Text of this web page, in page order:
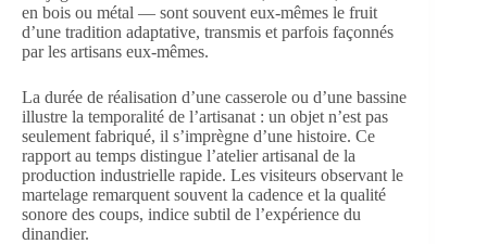
en bois ou métal — sont souvent eux-mêmes le fruit
d’une tradition adaptative, transmis et parfois façonnés
par les artisans eux-mêmes.
La durée de réalisation d’une casserole ou d’une bassine
illustre la temporalité de l’artisanat : un objet n’est pas
seulement fabriqué, il s’imprègne d’une histoire. Ce
rapport au temps distingue l’atelier artisanal de la
production industrielle rapide. Les visiteurs observant le
martelage remarquent souvent la cadence et la qualité
sonore des coups, indice subtil de l’expérience du
dinandier.